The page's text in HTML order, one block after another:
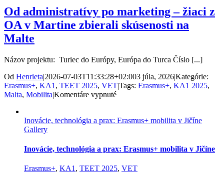
Od administratívy po marketing – žiaci z
OA v Martine zbierali skúsenosti na
Malte
Názov projektu: Turiec do Európy, Európa do Turca Číslo [...]
Od Henrieta|2026-07-03T11:33:28+02:003 júla, 2026|Kategórie:
Erasmus+, KA1 , TEET 2025, VET|Tags: Erasmus+, KA1 2025,
Malta, Mobilita|Komentáre vypnuténa
po
žiaci
OA
v
Inovácie, technológia a prax: Erasmus+ mobilita v Jičíne
Gallery
Inovácie, technológia a prax: Erasmus+ mobilita v Jičíne
Erasmus+, KA1 , TEET 2025, VET